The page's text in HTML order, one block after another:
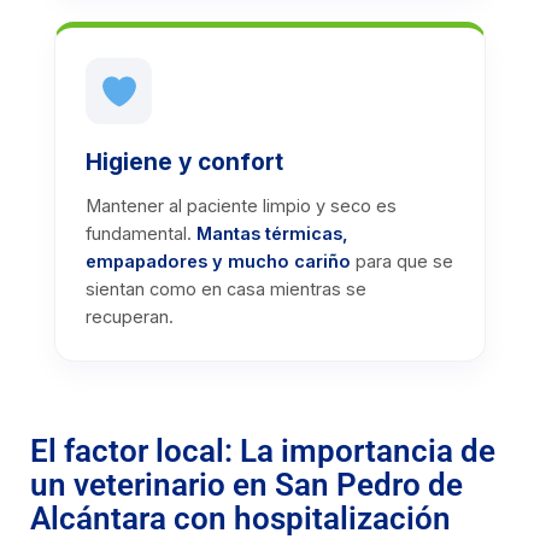
Higiene y confort
Mantener al paciente limpio y seco es
fundamental. Mantas térmicas,
empapadores y mucho cariño para que se
sientan como en casa mientras se
recuperan.
El factor local: La importancia de
un veterinario en San Pedro de
Alcántara con hospitalización